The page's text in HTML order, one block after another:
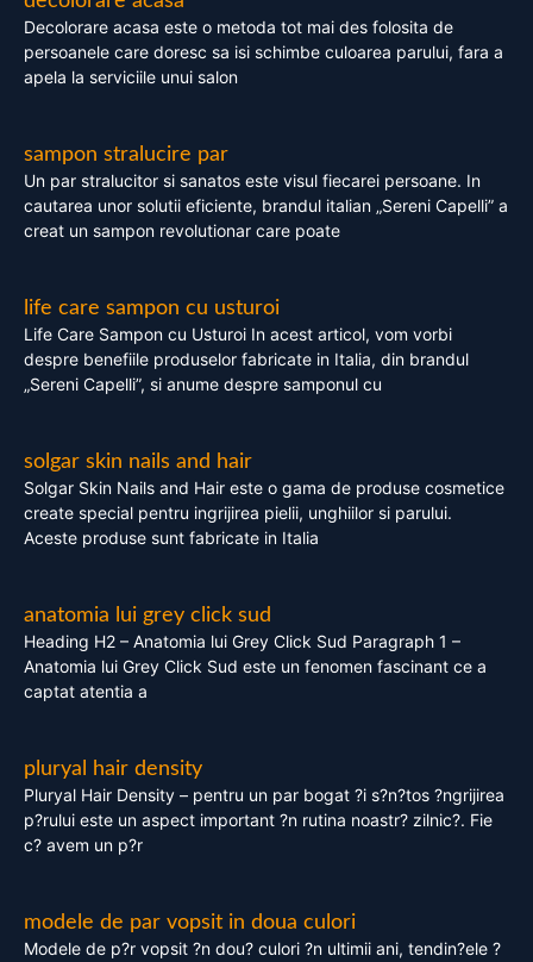
Decolorare acasa este o metoda tot mai des folosita de
persoanele care doresc sa isi schimbe culoarea parului, fara a
apela la serviciile unui salon
sampon stralucire par
Un par stralucitor si sanatos este visul fiecarei persoane. In
cautarea unor solutii eficiente, brandul italian „Sereni Capelli” a
creat un sampon revolutionar care poate
life care sampon cu usturoi
Life Care Sampon cu Usturoi In acest articol, vom vorbi
despre benefiile produselor fabricate in Italia, din brandul
„Sereni Capelli”, si anume despre samponul cu
solgar skin nails and hair
Solgar Skin Nails and Hair este o gama de produse cosmetice
create special pentru ingrijirea pielii, unghiilor si parului.
Aceste produse sunt fabricate in Italia
anatomia lui grey click sud
Heading H2 – Anatomia lui Grey Click Sud Paragraph 1 –
Anatomia lui Grey Click Sud este un fenomen fascinant ce a
captat atentia a
pluryal hair density
Pluryal Hair Density – pentru un par bogat ?i s?n?tos ?ngrijirea
p?rului este un aspect important ?n rutina noastr? zilnic?. Fie
c? avem un p?r
modele de par vopsit in doua culori
Modele de p?r vopsit ?n dou? culori ?n ultimii ani, tendin?ele ?